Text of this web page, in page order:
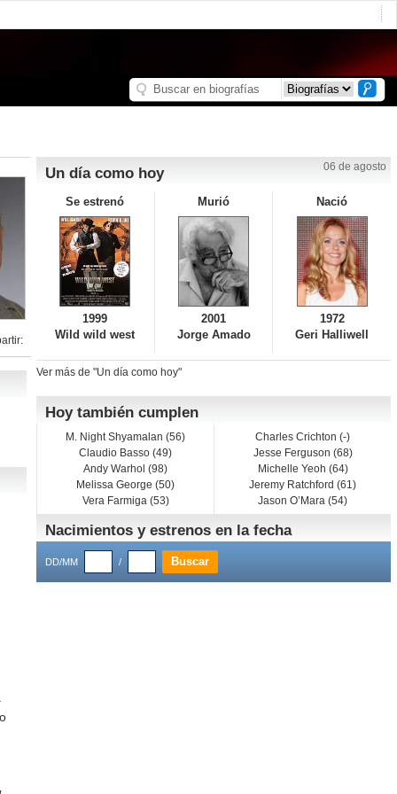
Un día como hoy 06 de agosto
Se estrenó
1999
Wild wild west
Murió
2001
Jorge Amado
Nació
1972
Geri Halliwell
Ver más de "Un día como hoy"
Hoy también cumplen
M. Night Shyamalan (56)
Claudio Basso (49)
Andy Warhol (98)
Melissa George (50)
Vera Farmiga (53)
Charles Crichton (-)
Jesse Ferguson (68)
Michelle Yeoh (64)
Jeremy Ratchford (61)
Jason O’Mara (54)
Nacimientos y estrenos en la fecha
DD/MM /